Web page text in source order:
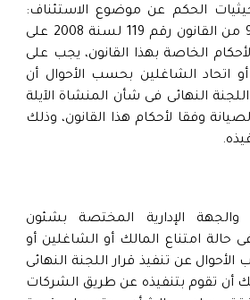
الحكم عن موضوع الاستئناف:
وحيث نصت المادة 93 من القانون رقم 119 لسنة 2008 على
الخاصة بهذا القانون، يجب على
اتحاد الشاغلين بحسب الأحوال أن
اللجنة النهائى فى شأن المنشاة الآيلة
وفقا لأحكام هذا القانون، وذلك
الإدارية المختصة بشئون
حالة امتناع المالك أو الشاغلين أو
عن تنفيذ قرار اللجنة النهائى
أن تقوم بتنفيذه عن طريق الشركات